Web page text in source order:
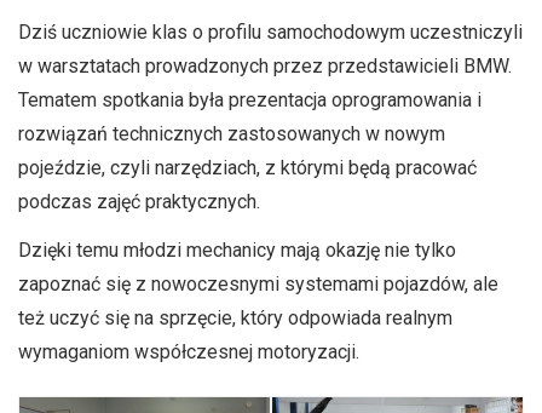
Dziś uczniowie klas o profilu samochodowym uczestniczyli
w warsztatach prowadzonych przez przedstawicieli BMW.
Tematem spotkania była prezentacja oprogramowania i
rozwiązań technicznych zastosowanych w nowym
pojeździe, czyli narzędziach, z którymi będą pracować
podczas zajęć praktycznych.
Dzięki temu młodzi mechanicy mają okazję nie tylko
zapoznać się z nowoczesnymi systemami pojazdów, ale
też uczyć się na sprzęcie, który odpowiada realnym
wymaganiom współczesnej motoryzacji.